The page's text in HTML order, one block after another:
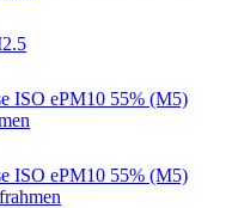
ISO ePM10 55% (M5)
ISO ePM10 55% (M5)